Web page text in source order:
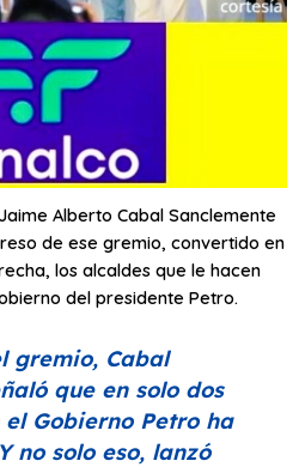
Alberto Cabal Sanclemente
de ese gremio, convertido en
los alcaldes que le hacen
del presidente Petro.
gremio, Cabal
que en solo dos
Gobierno Petro ha
no solo eso, lanzó